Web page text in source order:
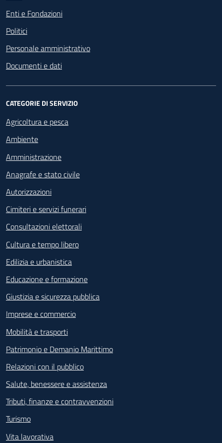
Enti e Fondazioni
Politici
Personale amministrativo
Documenti e dati
CATEGORIE DI SERVIZIO
Agricoltura e pesca
Ambiente
Amministrazione
Anagrafe e stato civile
Autorizzazioni
Cimiteri e servizi funerari
Consultazioni elettorali
Cultura e tempo libero
Edilizia e urbanistica
Educazione e formazione
Giustizia e sicurezza pubblica
Imprese e commercio
Mobilità e trasporti
Patrimonio e Demanio Marittimo
Relazioni con il pubblico
Salute, benessere e assistenza
Tributi, finanze e contravvenzioni
Turismo
Vita lavorativa